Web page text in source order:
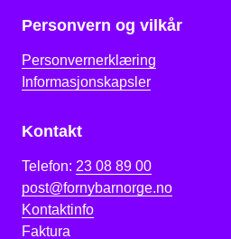
Personvern og vilkår
Personvernerklæring
Informasjonskapsler
Kontakt
Telefon: 23 08 89 00
post@fornybarnorge.no
Kontaktinfo
Faktura